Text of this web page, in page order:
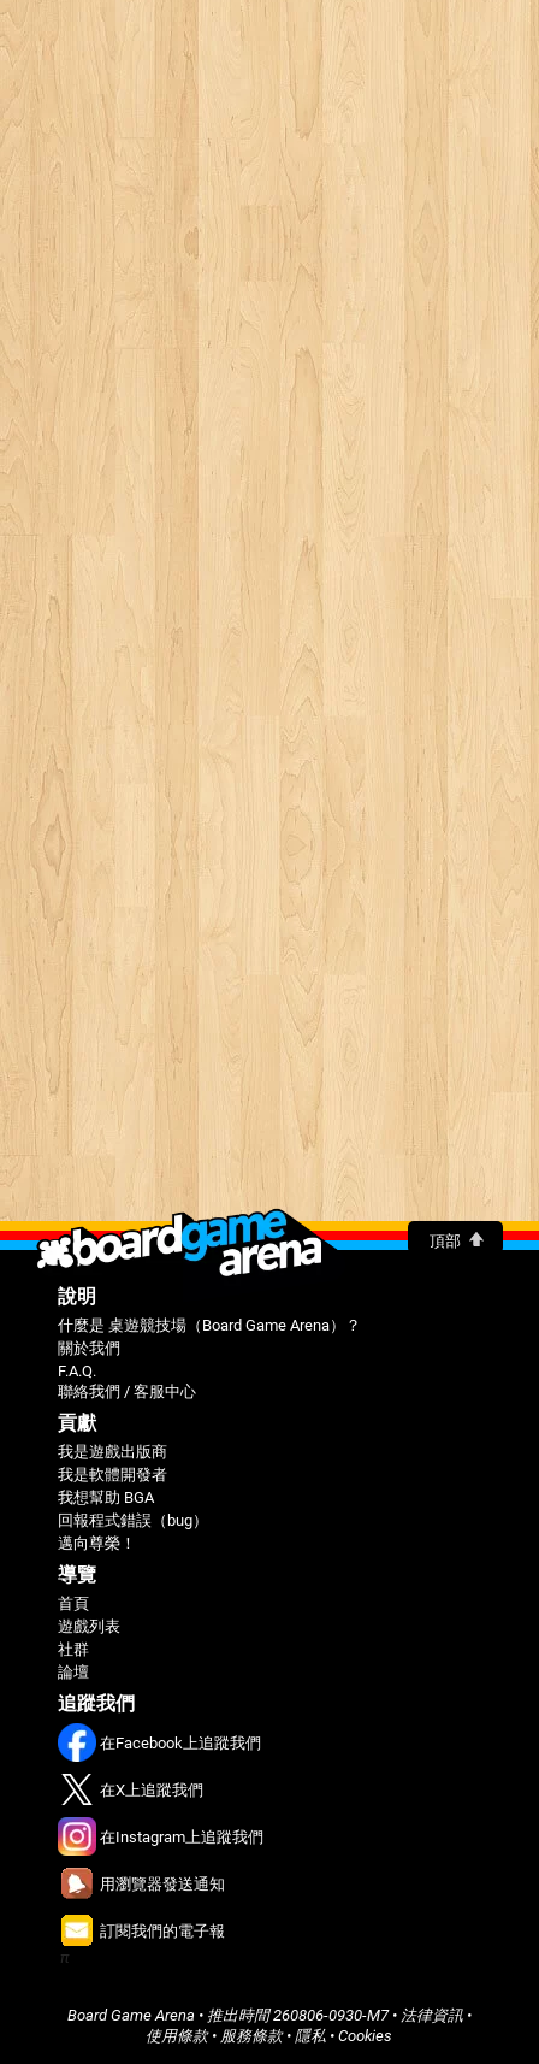
頂部
說明
什麼是 桌遊競技場（Board Game Arena）？
關於我們
F.A.Q.
聯絡我們 / 客服中心
貢獻
我是遊戲出版商
我是軟體開發者
我想幫助 BGA
回報程式錯誤（bug）
邁向尊榮！
導覽
首頁
遊戲列表
社群
論壇
追蹤我們
在Facebook上追蹤我們
在X上追蹤我們
在Instagram上追蹤我們
用瀏覽器發送通知
訂閱我們的電子報
Board Game Arena • 推出時間260806-0930-M7• 法律資訊•
使用條款• 服務條款• 隱私 •Cookies
π